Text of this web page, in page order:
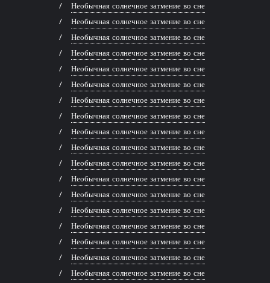
Необычная солнечное затмение во сне
Необычная солнечное затмение во сне
Необычная солнечное затмение во сне
Необычная солнечное затмение во сне
Необычная солнечное затмение во сне
Необычная солнечное затмение во сне
Необычная солнечное затмение во сне
Необычная солнечное затмение во сне
Необычная солнечное затмение во сне
Необычная солнечное затмение во сне
Необычная солнечное затмение во сне
Необычная солнечное затмение во сне
Необычная солнечное затмение во сне
Необычная солнечное затмение во сне
Необычная солнечное затмение во сне
Необычная солнечное затмение во сне
Необычная солнечное затмение во сне
Необычная солнечное затмение во сне